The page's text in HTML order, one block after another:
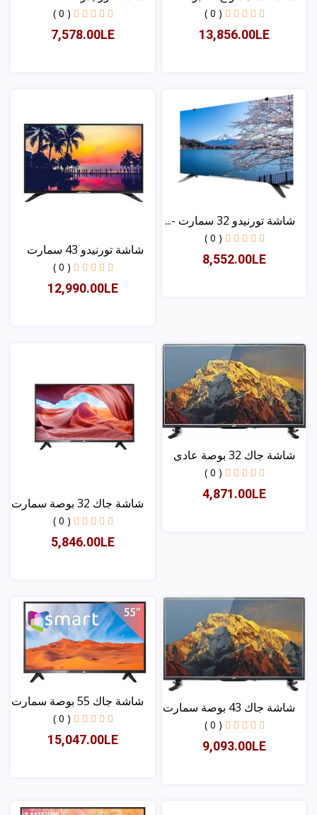
( 0 )
13,856.00LE
( 0 )
7,578.00LE
شاشة تورنيدو 32 سمارت -...
( 0 )
8,552.00LE
شاشة تورنيدو 43 سمارت
( 0 )
12,990.00LE
شاشة جاك 32 بوصة عادى
( 0 )
4,871.00LE
شاشة جاك 32 بوصة سمارت
( 0 )
5,846.00LE
شاشة جاك 43 بوصة سمارت
( 0 )
9,093.00LE
شاشة جاك 55 بوصة سمارت
( 0 )
15,047.00LE